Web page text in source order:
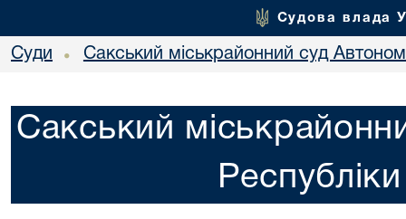
Судова влада
Суди • Сакський міськрайонний суд
Сакський